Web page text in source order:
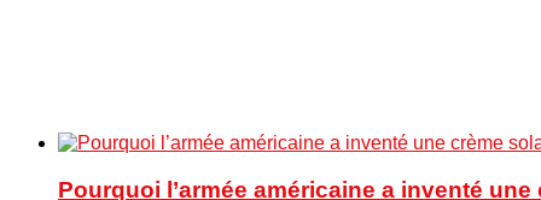
Pourquoi l’armée américaine a inventé une